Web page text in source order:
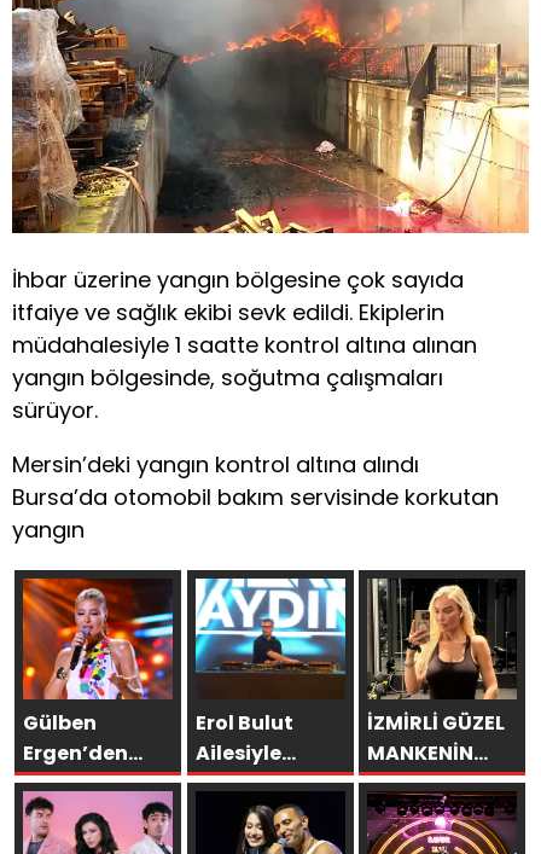
İhbar üzerine yangın bölgesine çok sayıda
itfaiye ve sağlık ekibi sevk edildi. Ekiplerin
müdahalesiyle 1 saatte kontrol altına alınan
yangın bölgesinde, soğutma çalışmaları
sürüyor.
Mersin’deki yangın kontrol altına alındı
Bursa’da otomobil bakım servisinde korkutan
yangın
Gülben
Ergen’den
Kıbrıs’ta
Yapay Zekâ
Çıkışı
Erol Bulut
Ailesiyle
Başka
Resort’ta
Unutulmaz Bir
İZMİRLİ GÜZEL
MANKENİN
KULİSLERİ
HAREKETLENDİ:
YENİ PROJELER